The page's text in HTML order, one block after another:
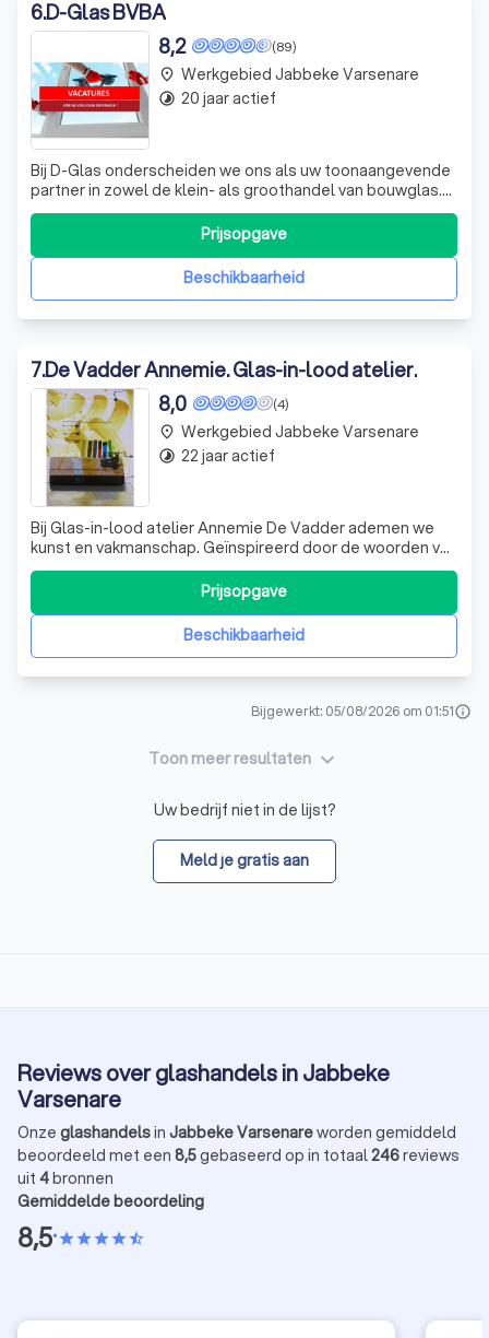
6.D-Glas BVBA
(89)
8,2
Bij D-Glas onderscheiden we ons als uw toonaangevende
partner in zowel de klein- als groothandel van bouwglas.
Gestart in 2006, hebben we onze expertise door de jaren
heen aanzienlijk uitgebreid, van eenvoudige
glasherstellingen tot de levering en plaatsing van
complexe glasstructuren. Onze groei he
Beschikbaarheid
Prijsopgave
place Werkgebied Jabbeke Varsenare
timelapse 20 jaar actief
7.De Vadder Annemie. Glas-in-lood atelier.
(4)
8,0
Bij Glas-in-lood atelier Annemie De Vadder ademen we
kunst en vakmanschap. Geïnspireerd door de woorden van
John Keats, "A Thing of Beauty is a Joy Forever", streven
wij ernaar om blijvende schoonheid te creëren met elk
uniek, handgemaakt glas-in-loodraam. Ons atelier in
Loppem is een broedplaats va
Beschikbaarheid
Prijsopgave
place Werkgebied Jabbeke Varsenare
timelapse 22 jaar actief
Bijgewerkt: 05/08/2026 om 01:51info
Toon meer resultaten keyboard_arrow_down
Uw bedrijf niet in de lijst?
Meld je gratis aan
Reviews over glashandels in Jabbeke
Varsenare
Onze glashandelsin Jabbeke Varsenareworden gemiddeld
beoordeeld met een 8,5gebaseerd op in totaal246reviews
uit 4bronnen
Gemiddelde beoordeling
8,5•starstarstarstarstar_half